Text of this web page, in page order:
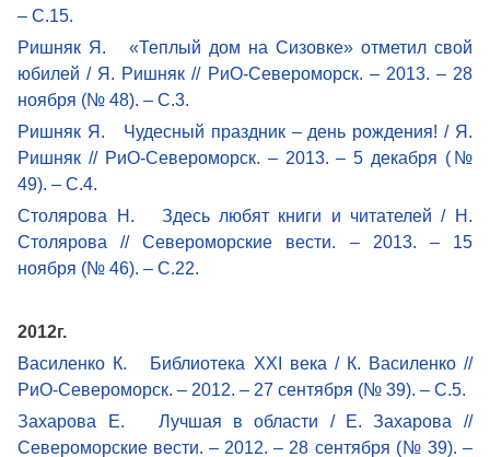
– С.15.
Ришняк Я. «Теплый дом на Сизовке» отметил свой
юбилей / Я. Ришняк // РиО-Североморск. – 2013. – 28
ноября (№ 48). – С.3.
Ришняк Я. Чудесный праздник – день рождения! / Я.
Ришняк // РиО-Североморск. – 2013. – 5 декабря (№
49). – С.4.
Столярова Н. Здесь любят книги и читателей / Н.
Столярова // Североморские вести. – 2013. – 15
ноября (№ 46). – С.22.
2012г.
Василенко К. Библиотека XXI века / К. Василенко //
РиО-Североморск. – 2012. – 27 сентября (№ 39). – С.5.
Захарова Е. Лучшая в области / Е. Захарова //
Североморские вести. – 2012. – 28 сентября (№ 39). –